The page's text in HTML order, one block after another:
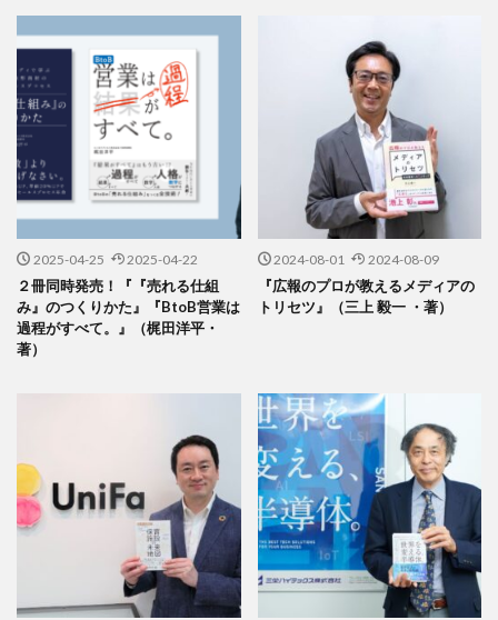
2025-04-25 2025-04-22
２冊同時発売！『『売れる仕組
み』のつくりかた』『BtoB営業は
過程がすべて。』（梶田洋平・
著）
2024-08-01 2024-08-09
『広報のプロが教えるメディアの
トリセツ』（三上 毅一 ・著）